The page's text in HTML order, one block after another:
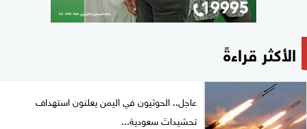
الأكثر قراءةً
عاجل.. الحوثيون في اليمن يعلنون استهداف
تحشيداتَ سعودية...